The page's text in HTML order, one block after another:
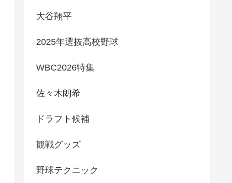
大谷翔平
2025年選抜高校野球
WBC2026特集
佐々木朗希
ドラフト候補
観戦グッズ
野球テクニック